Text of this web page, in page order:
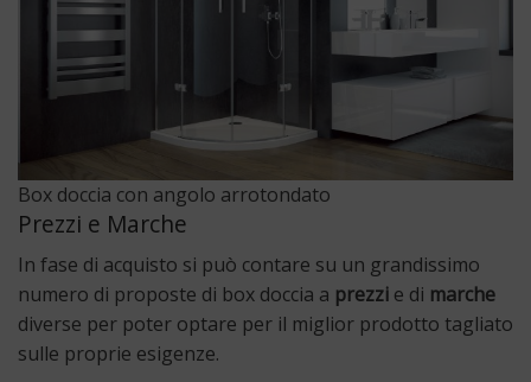
Box doccia con angolo arrotondato
Prezzi e Marche
In fase di acquisto si può contare su un grandissimo
numero di proposte di box doccia a prezzi e di marche
diverse per poter optare per il miglior prodotto tagliato
sulle proprie esigenze.